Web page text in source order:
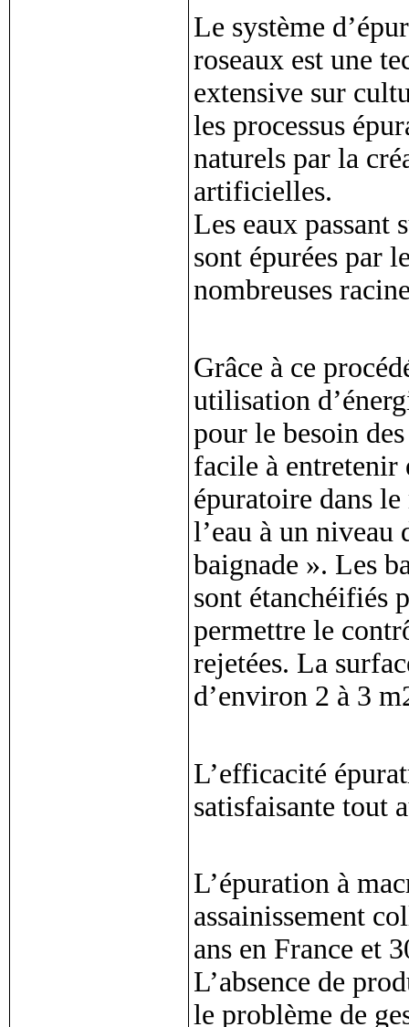
Le système
roseaux est une
extensive sur
les processus
naturels par la
artificielles.
Les eaux passant
sont épurées par
nombreuses
Grâce à ce
utilisation
pour le besoin
facile à entretenir
épuratoire dans
l’eau à un niveau
baignade ». Les
sont étanchéifiés
permettre le
rejetées. La
d’environ 2 à 3
L’efficacité
satisfaisante tout
L’épuration à
assainissement
ans en France et
L’absence de
le problème de